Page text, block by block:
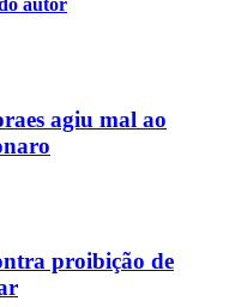
autor
agiu mal ao
proibição de